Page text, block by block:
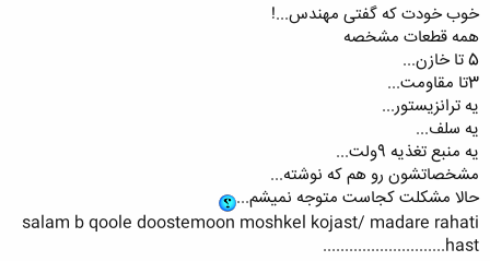
خوب خودت که گفتی مهندس...!
همه قطعات مشخصه
5 تا خازن...
3تا مقاومت...
یه ترانزیستور...
یه سلف...
یه منبع تغذیه 9ولت...
مشخصاتشون رو هم که نوشته...
حالا مشکلت کجاست متوجه نمیشم...
salam b qoole doostemoon moshkel kojast/ madare rahati
hast............................